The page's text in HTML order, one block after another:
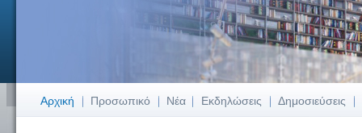
Αρχική Προσωπικό Νέα Εκδηλώσεις Δημοσιεύσεις